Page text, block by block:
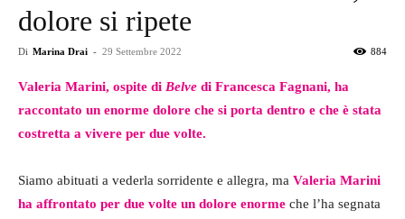
dolore si ripete
Di Marina Drai - 29 Settembre 2022 884
Valeria Marini, ospite di Belve di Francesca Fagnani, ha
raccontato un enorme dolore che si porta dentro e che è stata
costretta a vivere per due volte.
Siamo abituati a vederla sorridente e allegra, ma Valeria Marini
ha affrontato per due volte un dolore enorme che l’ha segnata